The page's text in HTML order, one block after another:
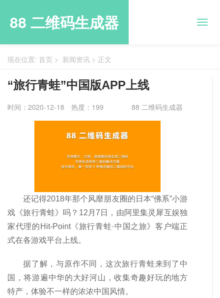
88 二维码生成器
现在位置: 首页 > 新闻资讯 > 正文
“旅行青蛙”中国版APP上线
时间：2020-12-18 88 二维码生成器
热度：199
还记得2018年那个风靡朋友圈的日本“佛系”小游
戏《旅行青蛙》吗？12月7日，由阿里集灵犀互娱独
家代理的Hit-Point《旅行青蛙·中国之旅》客户端正
式在各游戏平台上线。
据了解，与原作不同，这次旅行青蛙来到了中
国，将游遍中华的大好河山，收集奇趣好玩的地方
特产，体验不一样的浓浓中国风情。